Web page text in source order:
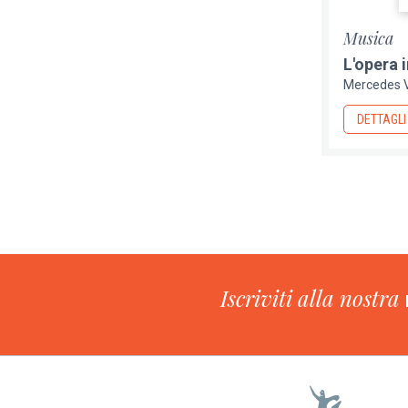
Musica
L'opera
Mercedes
DETTAGLI
Iscriviti alla nostra